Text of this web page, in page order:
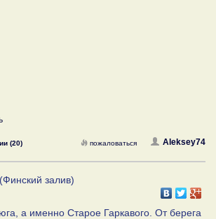
(20) Aleksey74
пожаловаться
(Финский залив)
а именно Старое Гаркавого. От берега